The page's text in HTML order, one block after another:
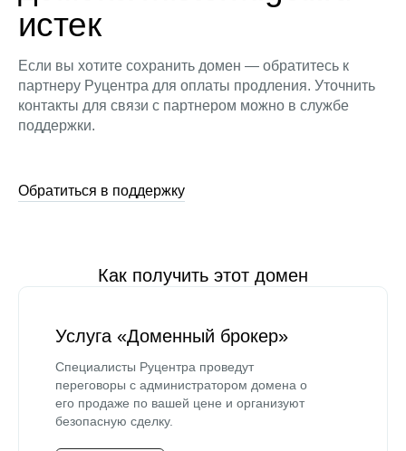
истек
Если вы хотите сохранить домен — обратитесь к
партнеру Руцентра для оплаты продления. Уточнить
контакты для связи с партнером можно в службе
поддержки.
Обратиться в поддержку
Как получить этот домен
Услуга «Доменный брокер»
Специалисты Руцентра проведут
переговоры с администратором домена о
его продаже по вашей цене и организуют
безопасную сделку.